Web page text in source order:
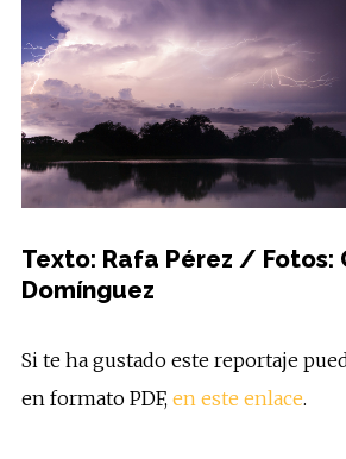
Texto: Rafa Pérez / Fotos:
Domínguez
Si te ha gustado este reportaje
en formato PDF, en este enlace.